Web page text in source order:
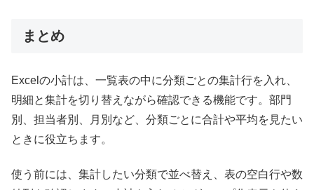
まとめ
Excelの小計は、一覧表の中に分類ごとの集計行を入れ、
明細と集計を切り替えながら確認できる機能です。部門
別、担当者別、月別など、分類ごとに合計や平均を見たい
ときに役立ちます。
使う前には、集計したい分類で並べ替え、表の空白行や数